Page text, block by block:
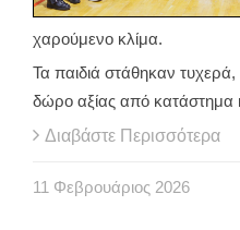
χαρούμενο κλίμα.
Τα παιδιά στάθηκαν τυχερά,
δώρο αξίας από κατάστημα
Διαβάστε Περισσότερα
11 Φεβρουάριος 2026